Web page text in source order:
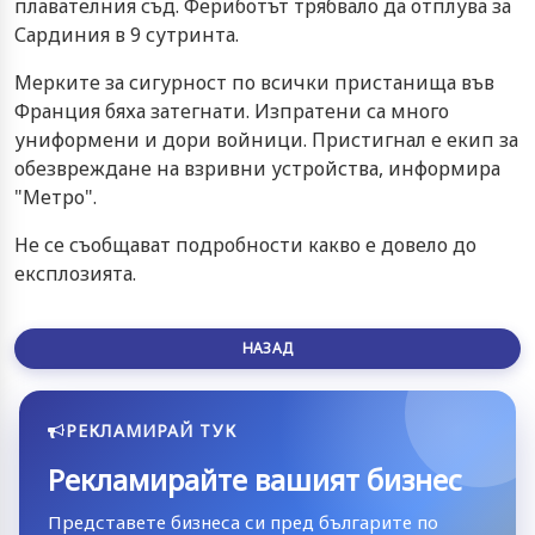
плавателния съд. Фериботът трябвало да отплува за
Сардиния в 9 сутринта.
Мерките за сигурност по всички пристанища във
Франция бяха затегнати. Изпратени са много
униформени и дори войници. Пристигнал е екип за
обезвреждане на взривни устройства, информира
"Метро".
Не се съобщават подробности какво е довело до
експлозията.
НАЗАД
РЕКЛАМИРАЙ ТУК
Рекламирайте вашият бизнес
Представете бизнеса си пред българите по